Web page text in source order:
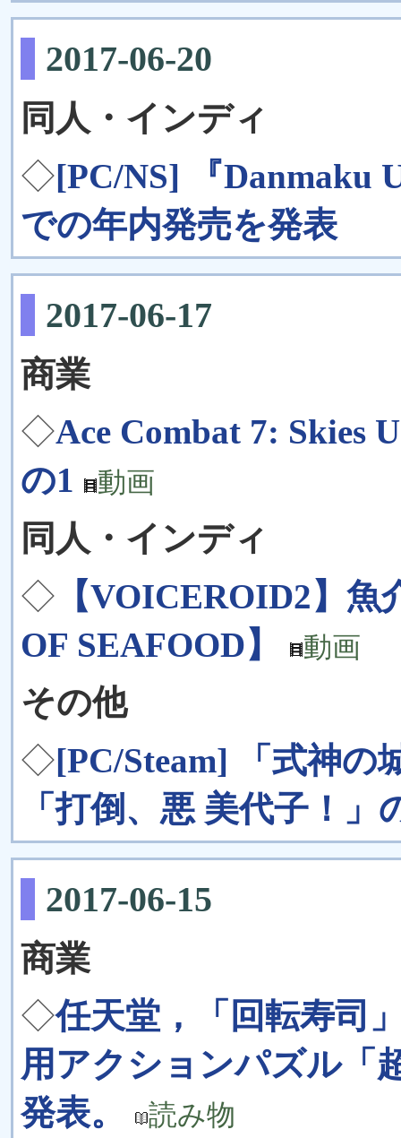
2017-06-20
同人・インディ
◇[PC/NS] 『Danmaku
での年内発売を発表
2017-06-17
商業
◇Ace Combat 7: Skies
の1
動画
同人・インディ
◇ 【VOICEROID2】
OF SEAFOOD】
動画
その他
◇[PC/Steam] 「式神の
「打倒、悪 美代子！」
2017-06-15
商業
◇任天堂，「回転寿司
用アクションパズル「
発表。
読み物